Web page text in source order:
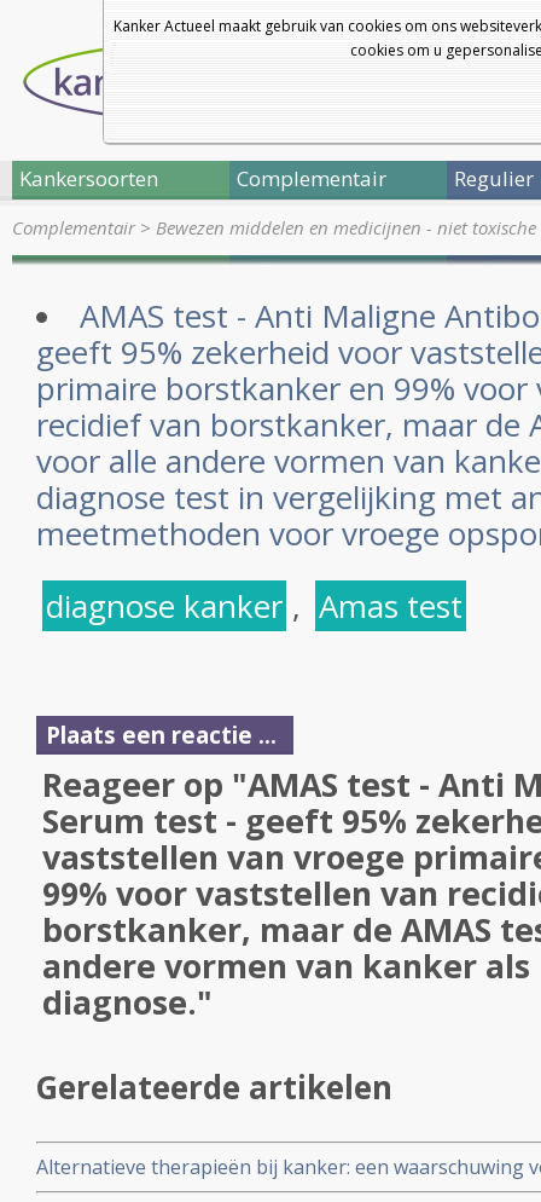
Kanker Actueel maakt gebruik van cookies om ons
cookies om u
Kankersoorten Complementair Regulier
Complementair> Bewezen middelen en medicijnen - niet
AMAS test - Anti Maligne
geeft 95% zekerheid voor
primaire borstkanker en 99% voor
recidief van borstkanker, maar de
voor alle andere vormen van
diagnose test in vergelijking met
meetmethoden voor vroege
diagnose kanker , Amas test
Plaats een reactie ...
Reageer op "AMAS test - Anti
Serum test - geeft 95%
vaststellen van vroege
99% voor vaststellen van
borstkanker, maar de AMAS
andere vormen van kanker
diagnose."
Gerelateerde artikelen
Alternatieve therapieën bij kanker: een waarschuwing